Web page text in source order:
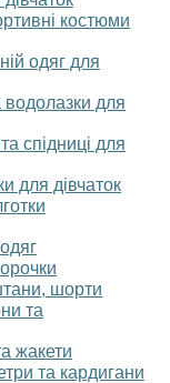
костюми
одяг для
для
спідниці для
дівчаток
шорти
та
жакети
та кардигани